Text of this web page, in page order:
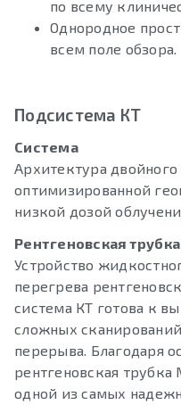
по всему
Однородное
всем поле обзора.
Подсистема КТ
Система
Архитектура
оптимизированной
низкой дозой
Рентгеновская трубка
Устройство
перегрева
система КТ готова к
сложных
перерыва. Благодаря
рентгеновская трубка
одной из самых